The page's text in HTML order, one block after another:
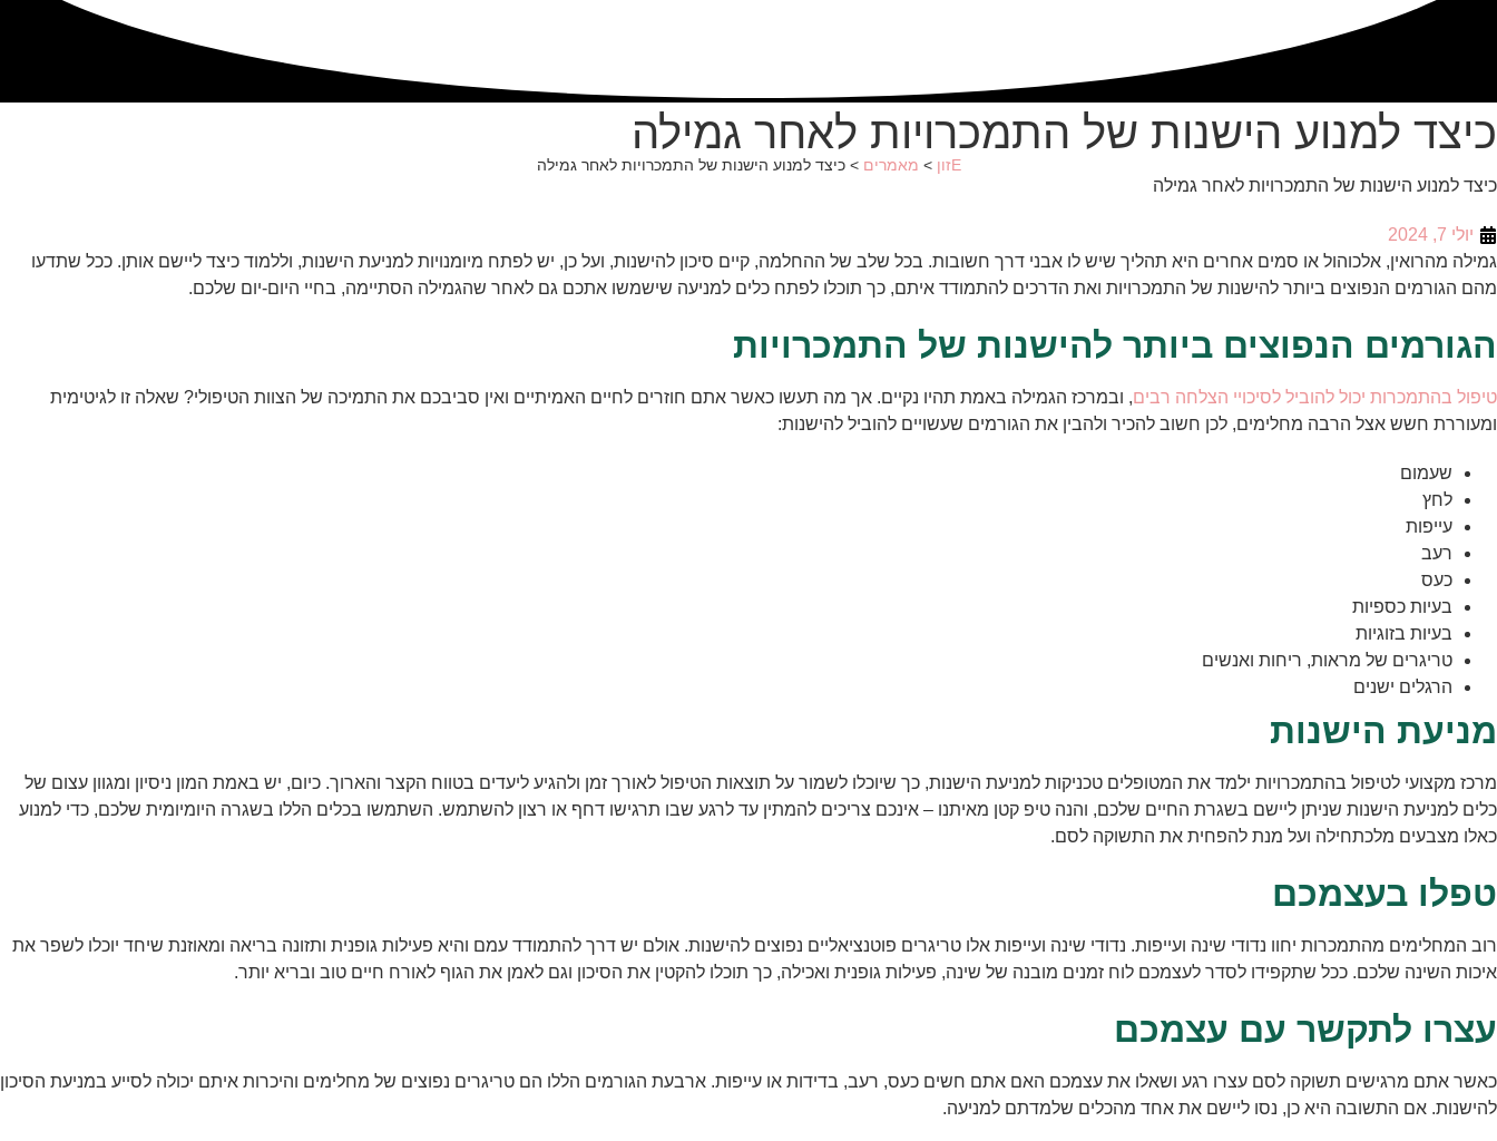
כיצד למנוע הישנות של התמכרויות לאחר גמילה
Eזון > מאמרים >כיצד למנוע הישנות של התמכרויות לאחר גמילה
כיצד למנוע הישנות של התמכרויות לאחר גמילה
יולי 7, 2024
גמילה מהרואין, אלכוהול או סמים אחרים היא תהליך שיש לו אבני דרך חשובות. בכל שלב של ההחלמה, קיים סיכון להישנות, ועל כן, יש לפתח מיומנויות למניעת הישנות, וללמוד כיצד ליישם אותן. ככל שתדעו
מהם הגורמים הנפוצים ביותר להישנות של התמכרויות ואת הדרכים להתמודד איתם, כך תוכלו לפתח כלים למניעה שישמשו אתכם גם לאחר שהגמילה הסתיימה, בחיי היום-יום שלכם.
הגורמים הנפוצים ביותר להישנות של התמכרויות
טיפול בהתמכרות יכול להוביל לסיכויי הצלחה רבים, ובמרכז הגמילה באמת תהיו נקיים. אך מה תעשו כאשר אתם חוזרים לחיים האמיתיים ואין סביבכם את התמיכה של הצוות הטיפולי? שאלה זו לגיטימית
ומעוררת חשש אצל הרבה מחלימים, לכן חשוב להכיר ולהבין את הגורמים שעשויים להוביל להישנות:
שעמום
לחץ
עייפות
רעב
כעס
בעיות כספיות
בעיות בזוגיות
טריגרים של מראות, ריחות ואנשים
הרגלים ישנים
מניעת הישנות
מרכז מקצועי לטיפול בהתמכרויות ילמד את המטופלים טכניקות למניעת הישנות, כך שיוכלו לשמור על תוצאות הטיפול לאורך זמן ולהגיע ליעדים בטווח הקצר והארוך. כיום, יש באמת המון ניסיון ומגוון עצום של
כלים למניעת הישנות שניתן ליישם בשגרת החיים שלכם, והנה טיפ קטן מאיתנו – אינכם צריכים להמתין עד לרגע שבו תרגישו דחף או רצון להשתמש. השתמשו בכלים הללו בשגרה היומיומית שלכם, כדי למנוע
כאלו מצבעים מלכתחילה ועל מנת להפחית את התשוקה לסם.
טפלו בעצמכם
רוב המחלימים מהתמכרות יחוו נדודי שינה ועייפות. נדודי שינה ועייפות אלו טריגרים פוטנציאליים נפוצים להישנות. אולם יש דרך להתמודד עמם והיא פעילות גופנית ותזונה בריאה ומאוזנת שיחד יוכלו לשפר את
איכות השינה שלכם. ככל שתקפידו לסדר לעצמכם לוח זמנים מובנה של שינה, פעילות גופנית ואכילה, כך תוכלו להקטין את הסיכון וגם לאמן את הגוף לאורח חיים טוב ובריא יותר.
עצרו לתקשר עם עצמכם
כאשר אתם מרגישים תשוקה לסם עצרו רגע ושאלו את עצמכם האם אתם חשים כעס, רעב, בדידות או עייפות. ארבעת הגורמים הללו הם טריגרים נפוצים של מחלימים והיכרות איתם יכולה לסייע במניעת הסיכון
להישנות. אם התשובה היא כן, נסו ליישם את אחד מהכלים שלמדתם למניעה.